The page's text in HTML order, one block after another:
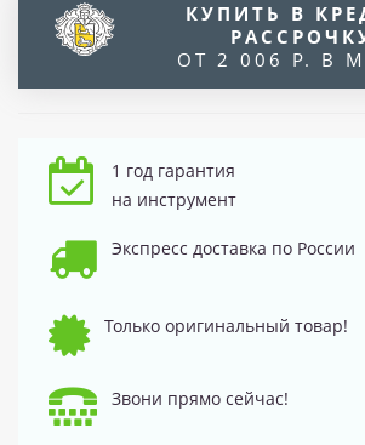
КУПИТЬ В
ОТ 2 006 Р. В
1 год гарантия
на инструмент
Экспресс доставка по России
Только оригинальный товар!
Звони прямо сейчас!